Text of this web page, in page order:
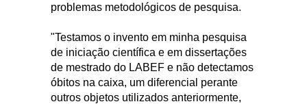
problemas metodológicos de pesquisa.
"Testamos o invento em minha pesquisa
de iniciação científica e em dissertações
de mestrado do LABEF e não detectamos
óbitos na caixa, um diferencial perante
outros objetos utilizados anteriormente,